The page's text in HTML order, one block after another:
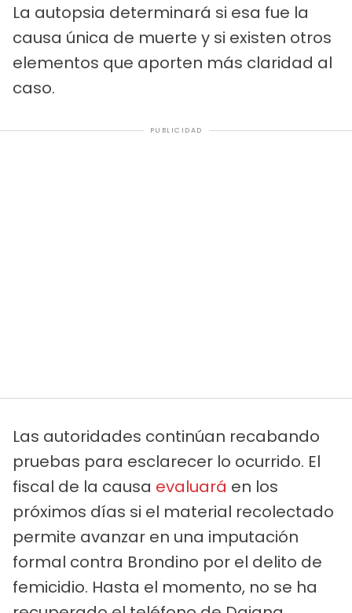
La autopsia determinará si esa fue la
causa única de muerte y si existen otros
elementos que aporten más claridad al
caso.
PUBLICIDAD
Las autoridades continúan recabando
pruebas para esclarecer lo ocurrido. El
fiscal de la causa evaluará en los
próximos días si el material recolectado
permite avanzar en una imputación
formal contra Brondino por el delito de
femicidio. Hasta el momento, no se ha